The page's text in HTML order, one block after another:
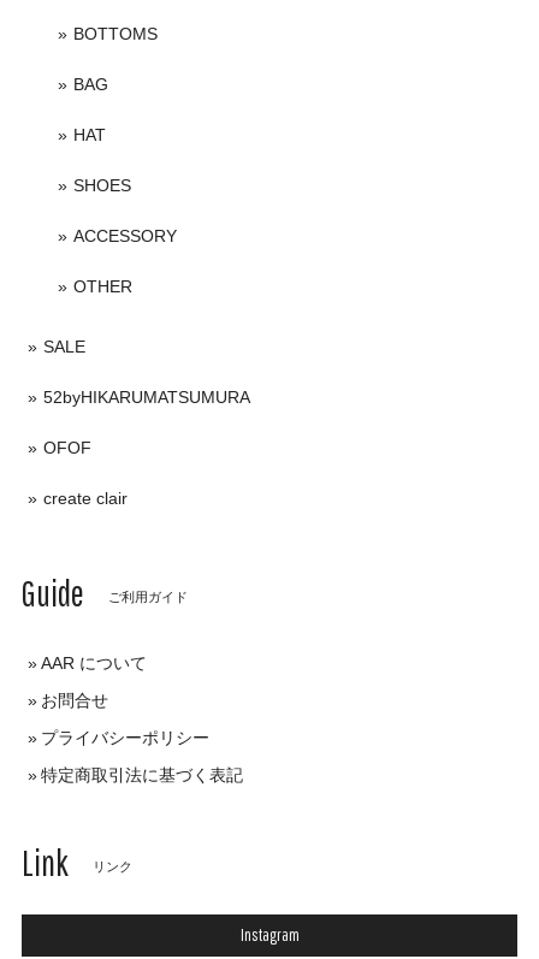
BOTTOMS
BAG
HAT
SHOES
ACCESSORY
OTHER
SALE
52byHIKARUMATSUMURA
OFOF
create clair
Guide ご利用ガイド
AAR について
お問合せ
プライバシーポリシー
特定商取引法に基づく表記
Link リンク
Instagram